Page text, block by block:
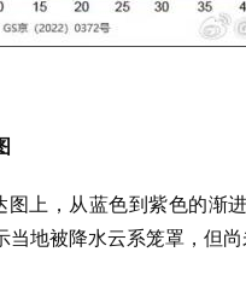
图上，从蓝色到紫色的渐
地被降水云系笼罩，但尚